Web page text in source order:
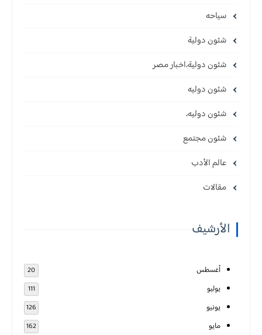
سياحه
شئون دولية
شئون دولية،اخبار مصر
شئون دوليه
شئون دوليه،
شئون مجتمع
عالم الأدب
مقالات
الأرشيف
أغسطس 20
يوليو 111
يونيو 126
مايو 162